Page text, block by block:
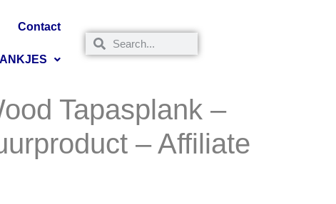
Contact
Tapasplank –
– Affiliate